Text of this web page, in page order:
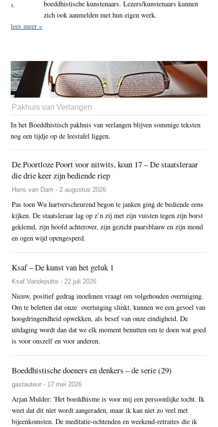
boeddhistische kunstenaars. Lezers/kunstenaars kunnen
zich ook aanmelden met hun eigen werk.
lees meer »
Pakhuis van Verlangen
In het Boeddhistisch pakhuis van verlangen blijven sommige teksten
nog een tijdje op de leestafel liggen.
De Poortloze Poort voor nitwits, koan 17 – De staatsleraar
die drie keer zijn bediende riep
Hans van Dam - 2 augustus 2026
Pas toen Wu hartverscheurend begon te janken ging de bediende eens
kijken. De staatsleraar lag op z’n zij met zijn vuisten tegen zijn borst
geklemd, zijn hoofd achterover, zijn gezicht paarsblauw en zijn mond
en ogen wijd opengesperd.
Ksaf – De kunst van het geluk 1
Ksaf Vandeputte - 22 juli 2026
Nieuw, positief gedrag inoefenen vraagt om volgehouden overtuiging.
Om te beletten dat onze overtuiging slinkt, kunnen we een gevoel van
hoogdringendheid opwekken, als besef van onze eindigheid. De
uitdaging wordt dan dat we elk moment benutten om te doen wat goed
is voor onszelf en voor anderen.
Boeddhistische doeners en denkers – de serie (29)
gastauteur - 17 mei 2026
Arjan Mulder: 'Het boeddhisme is voor mij een persoonlijke tocht. Ik
weet dat dit niet wordt aangeraden, maar ik kan niet zo veel met
bijeenkomsten. De meditatie-ochtenden en weekend-retraites die ik